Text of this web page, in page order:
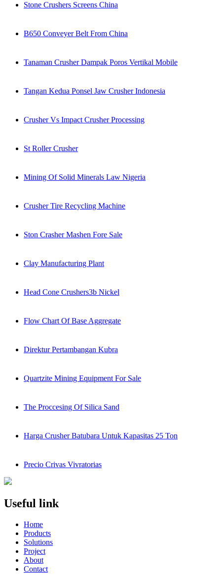
Stone Crushers Screens China
B650 Conveyer Belt From China
Tanaman Crusher Dampak Poros Vertikal Mobile
Tangan Kedua Ponsel Jaw Crusher Indonesia
Crusher Vs Impact Crusher Processing
St Roller Crusher
Mining Of Solid Minerals Law Nigeria
Crusher Tire Recycling Machine
Ston Crasher Mashen Fore Sale
Clay Manufacturing Plant
Head Cone Crushers3b Nickel
Flow Chart Of Base Aggregate
Direktur Pertambangan Kubra
Quartzite Mining Equipment For Sale
The Proccesing Of Silica Sand
Harga Crusher Batubara Untuk Kapasitas 25 Ton
Precio Crivas Vivratorias
Useful link
Home
Products
Solutions
Project
About
Contact